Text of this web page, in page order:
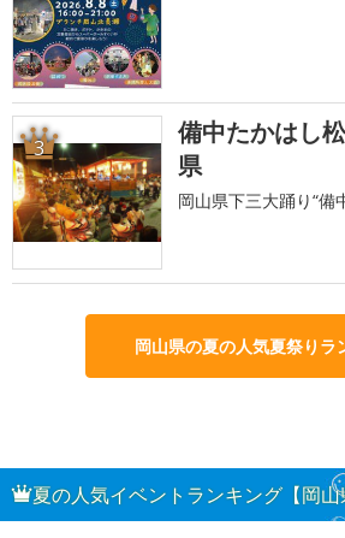
3
備中たかはし
県
岡山県下三大踊り“備
岡山県の夏の人気夏祭りラ
夏の人気イベントランキング【岡山